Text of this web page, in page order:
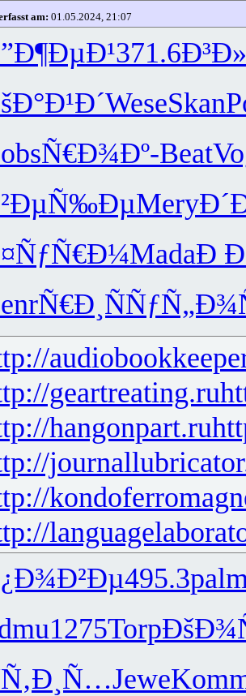
am: 01.05.2024, 21:07
371.6
WeseSkan
Ñ€Ð¾Ðº-Beat
Mery
MadaÐ
Ñ€Ð¸ÑÑƒ
geartreating.ru
hangonpart.ru
495.3
1275Torp
Jewe